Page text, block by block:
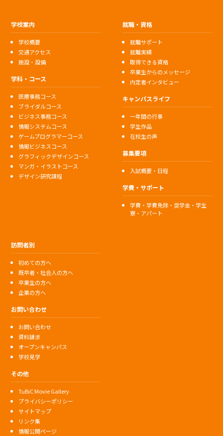
学校案内
学校概要
交通アクセス
施設・設備
学科・コース
医療事務コース
ブライダルコース
ビジネス事務コース
情報システムコース
ゲームプログラマーコース
情報ビジネスコース
グラフィックデザインコース
マンガ・イラストコース
デザイン研究課程
就職・資格
就職サポート
就職実績
取得できる資格
卒業生からのメッセージ
内定者インタビュー
キャンパスライフ
一年間の行事
学生作品
在校生の声
募集要項
入試概要・日程
学費・サポート
学費・学費免除・奨学金・学生
寮・アパート
訪問者別
初めての方へ
既卒者・社会人の方へ
卒業生の方へ
企業の方へ
お問い合わせ
お問い合わせ
資料請求
オープンキャンパス
学校見学
その他
TuBiC Movie Gallery
プライバシーポリシー
サイトマップ
リンク集
情報公開ページ